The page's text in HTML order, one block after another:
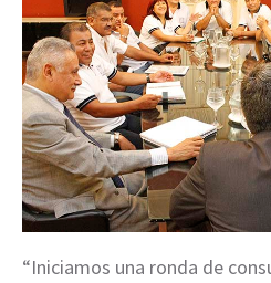
“Iniciamos una ronda de